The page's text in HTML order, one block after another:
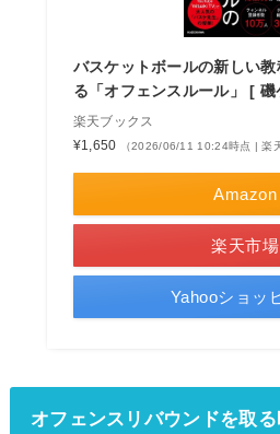
バスケットボールの新しい
る「オフェンスルール」 [
楽天ブックス
¥1,650
（2026/06/11 10:24時点 | 楽
Amazon
楽天市場
Yahooショッ
オフェンスリバウンドを取